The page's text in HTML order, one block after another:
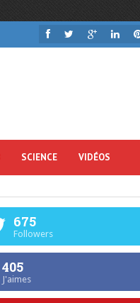
SCIENCE VIDÉOS
675
Followers
405
J'aimes